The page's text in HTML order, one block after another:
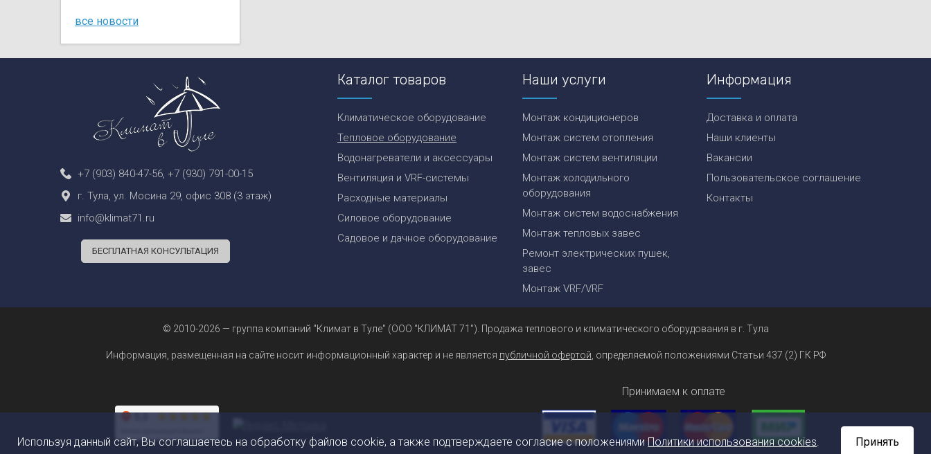
все новости
+7 (903) 840-47-56, +7 (930) 791-00-15
г. Тула, ул. Мосина 29, офис 308 (3 этаж)
info@klimat71.ru
БЕСПЛАТНАЯ КОНСУЛЬТАЦИЯ
Каталог товаров
Климатическое оборудование
Тепловое оборудование
Водонагреватели и аксессуары
Вентиляция и VRF-системы
Расходные материалы
Силовое оборудование
Садовое и дачное оборудование
Наши услуги
Монтаж кондиционеров
Монтаж систем отопления
Монтаж систем вентиляции
Монтаж холодильного
оборудования
Монтаж систем водоснабжения
Монтаж тепловых завес
Ремонт электрических пушек,
завес
Монтаж VRF/VRF
Информация
Доставка и оплата
Наши клиенты
Вакансии
Пользовательское соглашение
Контакты
© 2010-2026 — группа компаний "Климат в Туле" (ООО "КЛИМАТ 71"). Продажа теплового и климатического оборудования в г. Тула
Информация, размещенная на сайте носит информационный характер и не является публичной офертой, определяемой положениями Статьи 437 (2) ГК РФ
Принимаем к оплате
Используя данный сайт, Вы соглашаетесь на обработку файлов cookie, а также подтверждаете согласие с положениямиПолитики использования cookies. Принять